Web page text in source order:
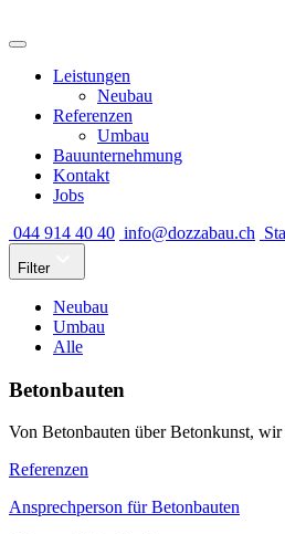
Leistungen
Neubau
Referenzen
Umbau
Bauunternehmung
Kontakt
Jobs
044 914 40 40 info@dozzabau.ch
Filter
Neubau
Umbau
Alle
Betonbauten
Von Betonbauten über Betonkunst,
Referenzen
Ansprechperson für Betonbauten